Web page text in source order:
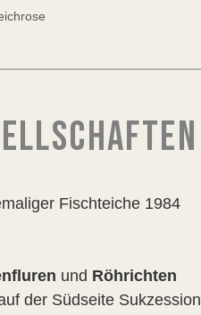
Fischteiche 1984
und Röhrichten
der Südseite Sukzession